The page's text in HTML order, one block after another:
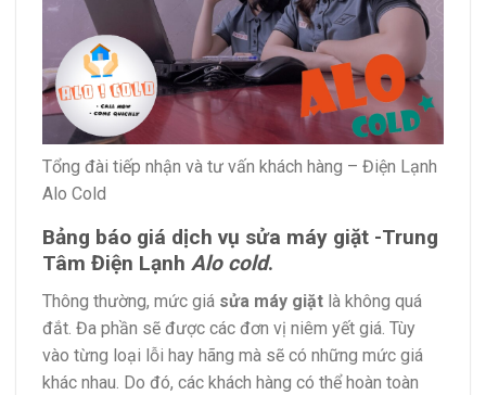
Tổng đài tiếp nhận và tư vấn khách hàng – Điện Lạnh
Alo Cold
Bảng báo giá dịch vụ sửa máy giặt -Trung
Tâm Điện Lạnh Alo cold.
Thông thường, mức giá sửa máy giặt là không quá
đắt. Đa phần sẽ được các đơn vị niêm yết giá. Tùy
vào từng loại lỗi hay hãng mà sẽ có những mức giá
khác nhau. Do đó, các khách hàng có thể hoàn toàn